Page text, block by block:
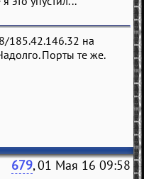
185.42.146.32 на
Порты те же.
679, 01 Мая 16 09:58